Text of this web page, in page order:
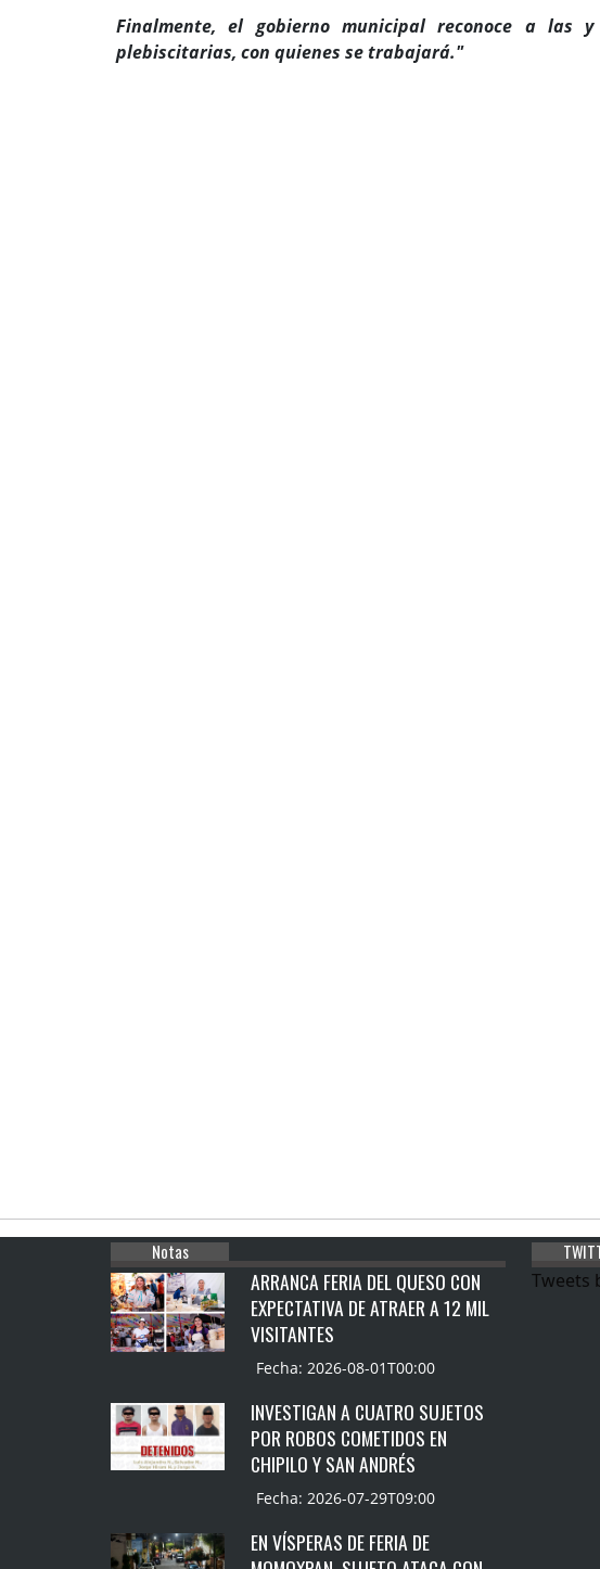
Finalmente, el gobierno municipal reconoce a las
plebiscitarias, con quienes se trabajará."
Notas
ARRANCA FERIA DEL QUESO CON
EXPECTATIVA DE ATRAER A 12 MIL
VISITANTES
Fecha: 2026-08-01T00:00
INVESTIGAN A CUATRO SUJETOS
POR ROBOS COMETIDOS EN
CHIPILO Y SAN ANDRÉS
Fecha: 2026-07-29T09:00
EN VÍSPERAS DE FERIA DE
Tweets